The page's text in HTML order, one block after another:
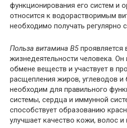
функционирования его систем и
относится к водорастворимым
необходимо получать регулярно
Польза витамина B5проявляется
жизнедеятельности человека.
обмене веществ и участвует в
расщепления жиров, углеводов и
необходим для правильного
системы, сердца и иммунной
способствует образованию
улучшает качество кожи, волос и